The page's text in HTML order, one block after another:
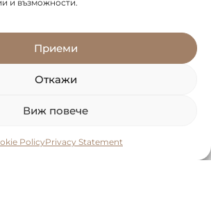
и възможности.
Приеми
Откажи
Виж повече
PolicyPrivacy Statement